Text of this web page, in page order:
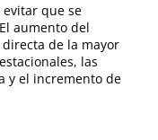
evitar que se
aumento del
de la mayor
las
y el incremento de